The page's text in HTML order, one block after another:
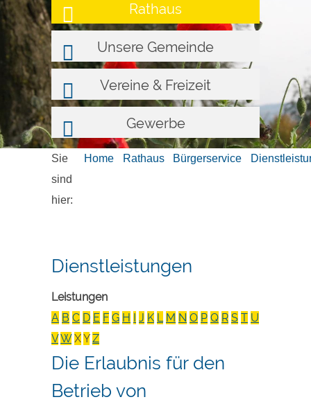
Rathaus
Unsere Gemeinde
Vereine & Freizeit
Gewerbe
Sie
sind
hier:
Home Rathaus Bürgerservice
Dienstleistungen
Leistungen
A B C D E F G H I J K L M N O P Q R S T U
VW XY Z
Die Erlaubnis für den
Betrieb von